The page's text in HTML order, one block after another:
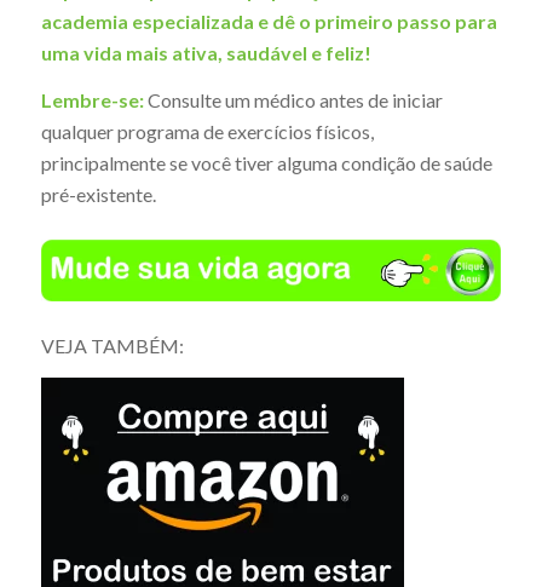
academia especializada e dê o primeiro passo para
uma vida mais ativa, saudável e feliz!
Lembre-se:Consulte um médico antes de iniciar
qualquer programa de exercícios físicos,
principalmente se você tiver alguma condição de saúde
pré-existente.
VEJA TAMBÉM: